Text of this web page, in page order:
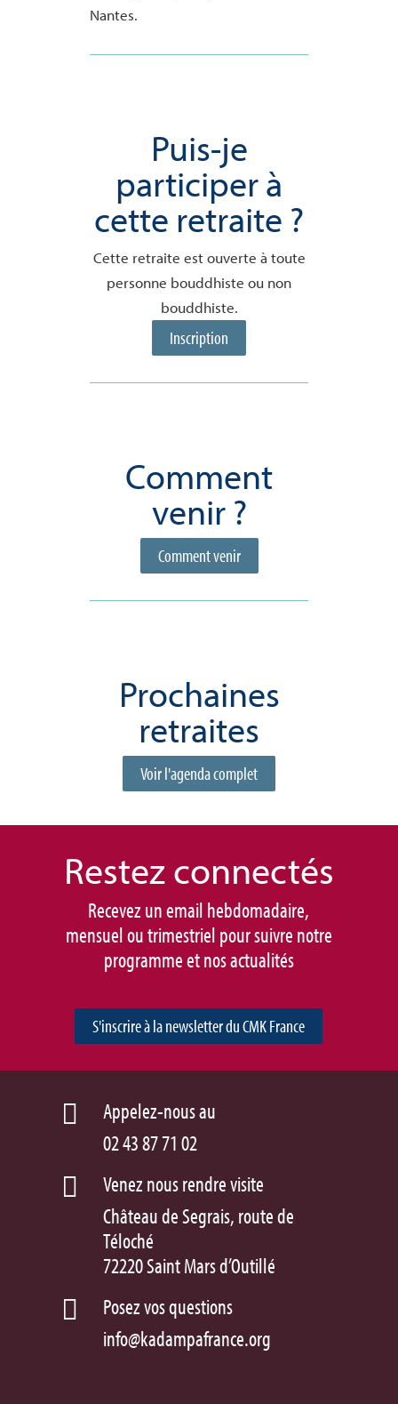
Nantes.
Puis-je
participer à
cette retraite ?
Cette retraite est ouverte à toute
personne bouddhiste ou non
bouddhiste.
Inscription
Comment
venir ?
Comment venir
Prochaines
retraites
Voir l'agenda complet
Restez connectés
Recevez un email hebdomadaire,
mensuel ou trimestriel pour suivre notre
programme et nos actualités
S'inscrire à la newsletter du CMK France

Appelez-nous au
02 43 87 71 02

Venez nous rendre visite
Château de Segrais, route de
Téloché
72220 Saint Mars d’Outillé

Posez vos questions
info@kadampafrance.org